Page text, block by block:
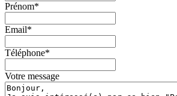
Prénom*
Email*
Téléphone*
Votre message